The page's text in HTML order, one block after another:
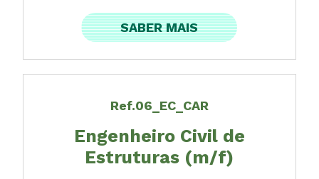
SABER MAIS
Ref.06_EC_CAR
Engenheiro Civil de
Estruturas (m/f)